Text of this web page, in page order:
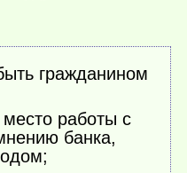
гражданином
работы с
банка,